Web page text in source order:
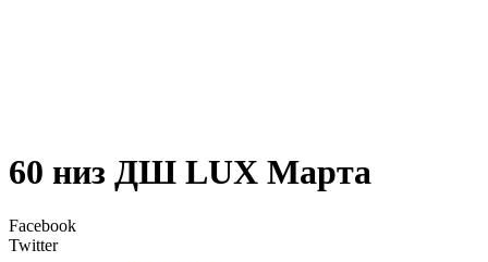
60 низ ДШ LUX Марта
Facebook
Twitter